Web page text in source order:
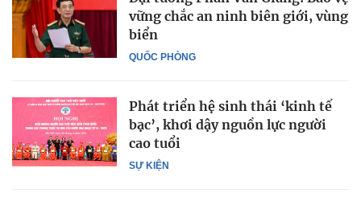
QUỐC PHÒNG
vững chắc an ninh biên giới, vùng
biển
SỰ KIỆN
Phát triển hệ sinh thái ‘kinh tế
bạc’, khơi dậy nguồn lực người
cao tuổi